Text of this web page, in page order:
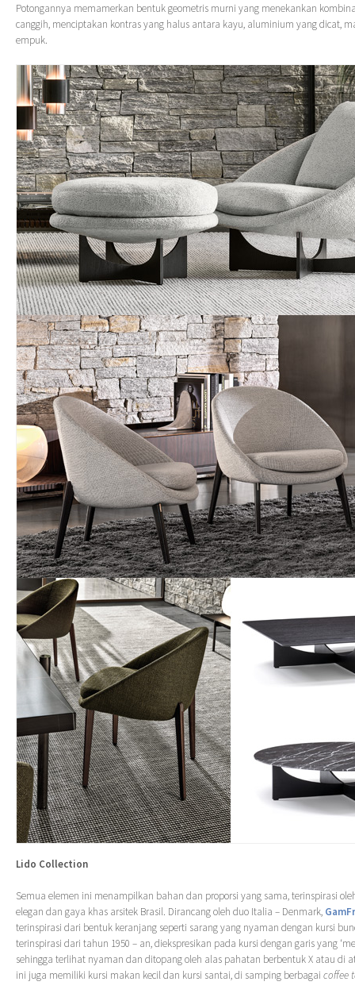
Potongannya memamerkan bentuk geometris murni yang menekankan
canggih, menciptakan kontras yang halus antara kayu, aluminium yang dicat,
empuk.
Lido Collection
Semua elemen ini menampilkan bahan dan proporsi yang sama, terinspirasi
elegan dan gaya khas arsitek Brasil. Dirancang oleh duo Italia – Denmark,
terinspirasi dari bentuk keranjang seperti sarang yang nyaman dengan kursi
terinspirasi dari tahun 1950 – an, diekspresikan pada kursi dengan garis yang
sehingga terlihat nyaman dan ditopang oleh alas pahatan berbentuk X atau di
ini juga memiliki kursi makan kecil dan kursi santai, di samping berbagai coffee